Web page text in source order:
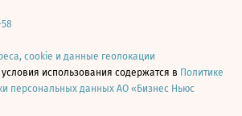
cookie и данные геолокации
использования содержатся в Политике
персональных данных АО «Бизнес Ньюс